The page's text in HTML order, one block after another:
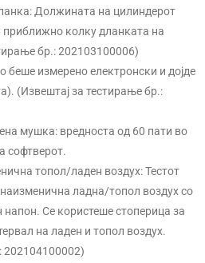
Должината на цилиндерот
приближно колку дланката на
бр.: 202103100006)
беше измерено електронски и дојде
(Извештај за тестирање бр.:
мушка: вредноста од 60 пати во
софтверот.
топол/ладен воздух: Тестот
ладна/топол воздух со
Се користеше стоперица за
на ладен и топол воздух.
202104100002)